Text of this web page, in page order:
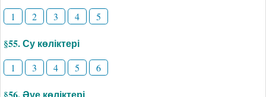
1 2 3 4 5
§55. Су көліктері
1 3 4 5 6